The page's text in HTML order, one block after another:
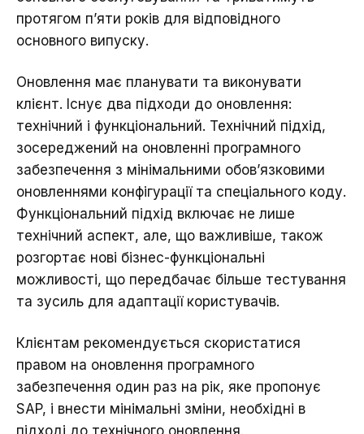
протягом п’яти років для відповідного
основного випуску.
Оновлення має планувати та виконувати
клієнт. Існує два підходи до оновлення:
технічний і функціональний. Технічний підхід,
зосереджений на оновленні програмного
забезпечення з мінімальними обов’язковими
оновленнями конфігурації та спеціального коду.
Функціональний підхід включає не лише
технічний аспект, але, що важливіше, також
розгортає нові бізнес-функціональні
можливості, що передбачає більше тестування
та зусиль для адаптації користувачів.
Клієнтам рекомендується скористатися
правом на оновлення програмного
забезпечення один раз на рік, яке пропонує
SAP, і внести мінімальні зміни, необхідні в